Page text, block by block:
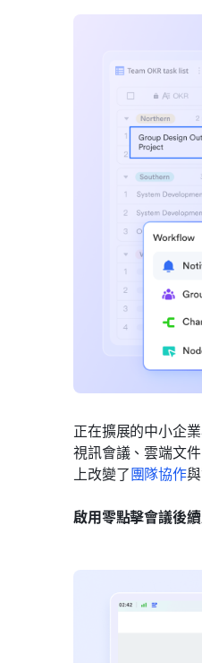
正在擴展的中小企
視訊會議、雲端文
上改變了團隊協作
啟用零點擊會議後